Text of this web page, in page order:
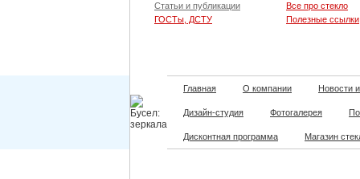
Статьи и публикации
Все про стекло
ГОСТы, ДСТУ
Полезные ссылки
Главная О компании Новости
Дизайн-студия Фотогалерея
Дисконтная программа Магазин